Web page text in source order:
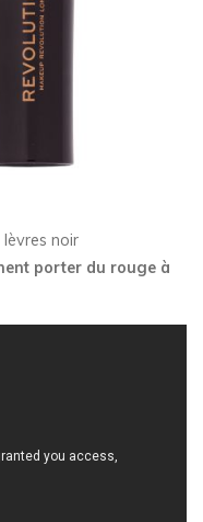
lèvres noir
porter du rouge à